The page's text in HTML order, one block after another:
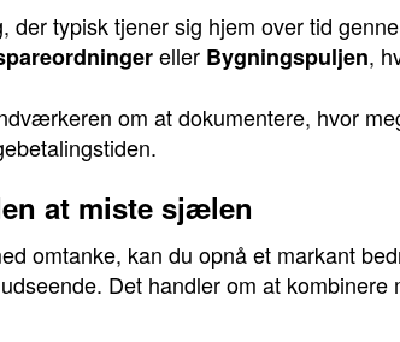
der typisk tjener sig hjem over tid
eller Bygningspuljen,
om at dokumentere, hvor
at miste sjælen
omtanke, kan du opnå et markant
Det handler om at